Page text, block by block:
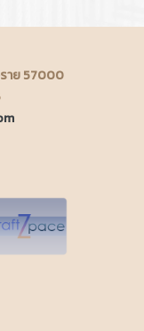
ราย 57000